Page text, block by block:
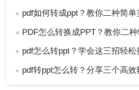
● pdf如何转成ppt？教你二种简
● PDF怎么转换成PPT？教你二种
● pdf怎么转ppt？学会这三招轻松
● pdf转ppt怎么转？分享三个高效